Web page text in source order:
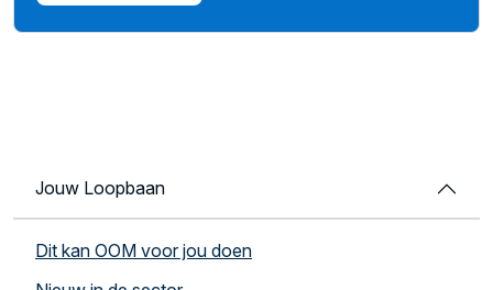
Jouw Loopbaan
Dit kan OOM voor jou doen